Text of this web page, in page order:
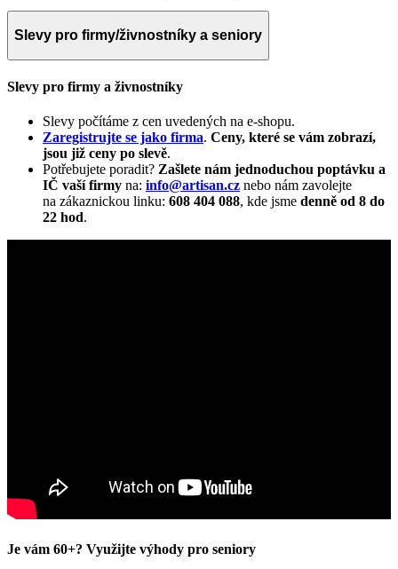
Slevy pro firmy/živnostníky a seniory
Slevy pro firmy a živnostníky
Slevy počítáme z cen uvedených na e-shopu.
Zaregistrujte se jako firma. Ceny, které se vám zobrazí,
jsou již ceny po slevě.
Potřebujete poradit? Zašlete nám jednoduchou poptávku a
IČ vaší firmy na: info@artisan.cz nebo nám zavolejte
na zákaznickou linku: 608 404 088, kde jsme denně od 8 do
22 hod.
Je vám 60+? Využijte výhody pro seniory